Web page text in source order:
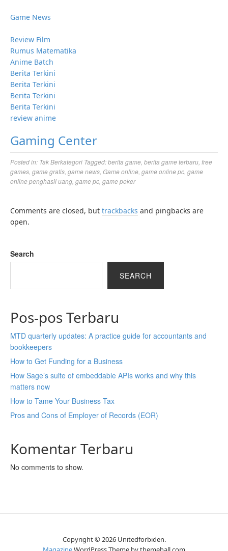
Game News
Review Film
Rumus Matematika
Anime Batch
Berita Terkini
Berita Terkini
Berita Terkini
Berita Terkini
review anime
Gaming Center
Posted in: Tak Berkategori Tagged:berita game berita game terbaru free
games game gratis game news Game online game online pc game
online penghasil uang game pc game poker
Comments are closed, but trackbacks and pingbacks are
open.
Search
SEARCH
Pos-pos Terbaru
MTD quarterly updates: A practice guide for accountants and
bookkeepers
How to Get Funding for a Business
How Sage’s suite of embeddable APIs works and why this
matters now
How to Tame Your Business Tax
Pros and Cons of Employer of Records (EOR)
Komentar Terbaru
No comments to show.
Copyright © 2026 Unitedforbiden.